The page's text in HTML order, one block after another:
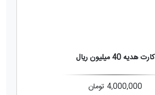
کارت هدیه 40 میلیون ریال
4,000,000 تومان